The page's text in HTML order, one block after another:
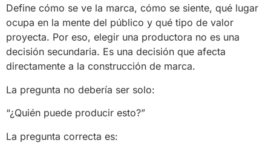
Define cómo se ve la marca, cómo se siente, qué lugar
ocupa en la mente del público y qué tipo de valor
proyecta. Por eso, elegir una productora no es una
decisión secundaria. Es una decisión que afecta
directamente a la construcción de marca.
La pregunta no debería ser solo:
“¿Quién puede producir esto?”
La pregunta correcta es: